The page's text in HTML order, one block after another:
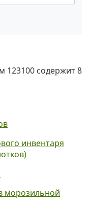
123100 содержит 8
инвентаря
морозильной